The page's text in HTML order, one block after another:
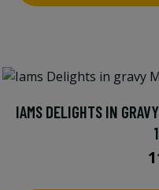
IAMS DELIGHTS IN